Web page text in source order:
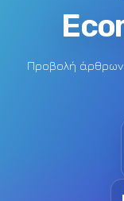
Προβολή άρθρων